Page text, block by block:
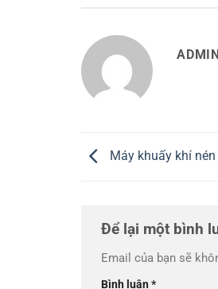
Máy khuấy khí
Để lại một bình
Email của bạn sẽ
Bình luận*